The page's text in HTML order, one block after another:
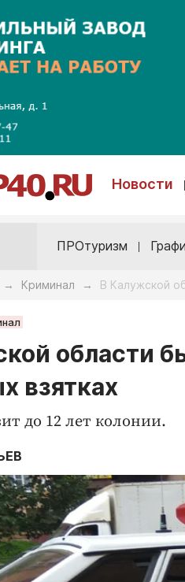
Новости
ПРОтуризм
→ Криминал → В Калужской
области
взятках
до 12 лет колонии.